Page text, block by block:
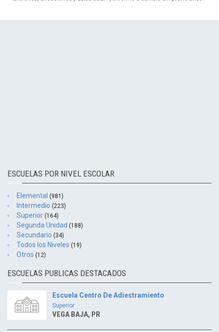
ESCUELAS POR NIVEL ESCOLAR
Elemental (981)
Intermedio (223)
Superior (164)
Segunda Unidad (188)
Secundario (34)
Todos los Niveles (19)
Otros (12)
ESCUELAS PUBLICAS DESTACADOS
Escuela Centro De Adiestramiento
Superior
VEGA BAJA, PR